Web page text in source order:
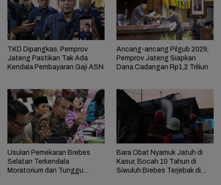
TKD Dipangkas, Pemprov
Jateng Pastikan Tak Ada
Kendala Pembayaran Gaji ASN
Ancang-ancang Pilgub 2029,
Pemprov Jateng Siapkan
Dana Cadangan Rp1,2 Triliun
Usulan Pemekaran Brebes
Selatan Terkendala
Moratorium dan Tunggu
Bara Obat Nyamuk Jatuh di
Kasur, Bocah 10 Tahun di
Siwuluh Brebes Terjebak di